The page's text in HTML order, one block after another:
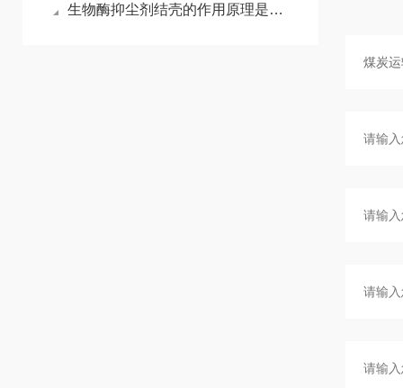
生物酶抑尘剂结壳的作用原理是什么？